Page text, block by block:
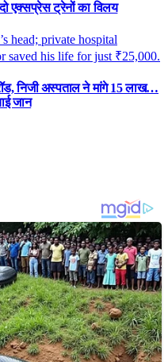
एक्सप्रेस ट्रेनों का विलय
निजी अस्पताल ने मांगे 15 लाख…
जान